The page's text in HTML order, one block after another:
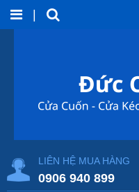
LIÊN HỆ MUA HÀNG
0906 940 899